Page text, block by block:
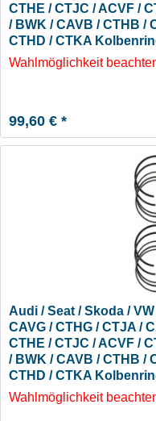
CTHE / CTJC / ACVF /
/ BWK / CAVB / CTHB /
CTHD / CTKA
Wahlmöglichkeit
99,60 € *
Audi / Seat / Skoda /
CAVG / CTHG / CTJA /
CTHE / CTJC / ACVF /
/ BWK / CAVB / CTHB /
CTHD / CTKA
Wahlmöglichkeit